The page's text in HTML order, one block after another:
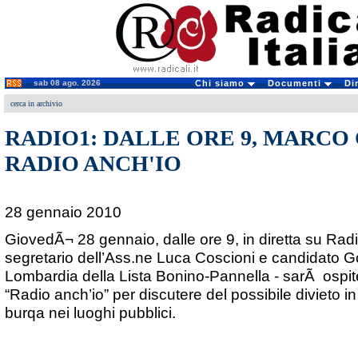
sab 08 ago. 2026 Chi siamo Documenti
cerca in archivio
RADIO1: DALLE ORE 9, MARCO
RADIO ANCH'IO
28 gennaio 2010
GiovedÃ¬ 28 gennaio, dalle ore 9, in diretta su
segretario dell’Ass.ne Luca Coscioni e candidato
Lombardia della Lista Bonino-Pannella - sarÃ
“Radio anch’io” per discutere del possibile divieto
burqa nei luoghi pubblici.